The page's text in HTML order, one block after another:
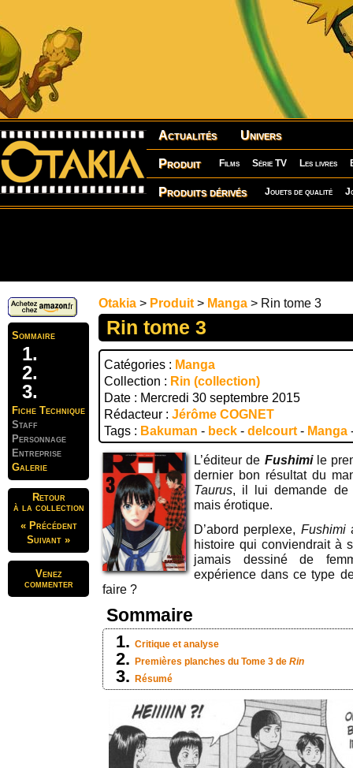
Actualités Univers
Produit Films Série TV Les livres
Produits dérivés Jouets de qualité
Sommaire
Fiche Technique
Staff
Personnage
Entreprise
Galerie
Retour
à la collection
« Précédent
Suivant »
Venez
commenter
Otakia > Produit > Manga > Rin tome 3
Rin tome 3
Catégories : Manga
Collection : Rin (collection)
Date : Mercredi 30 septembre 2015
Rédacteur : Jérôme COGNET
Tags : Bakuman - beck - delcourt - Manga
L’éditeur de Fushimile
dernier bon résultat du
Taurus, il lui demande de
mais érotique.
D’abord perplexe, Fushimi
histoire qui conviendrait à
jamais dessiné de
expérience dans ce type
faire ?
Sommaire
Critique et analyse
Premières planches du Tome 3 de Rin
Résumé